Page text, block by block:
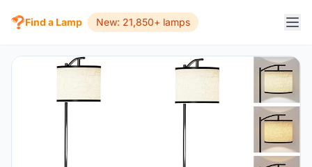
Find a Lamp New: 21,850+ lamps